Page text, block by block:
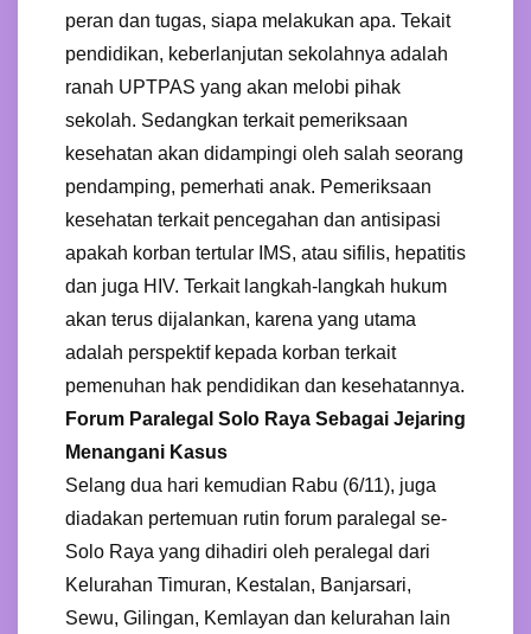
peran dan tugas, siapa melakukan apa. Tekait
pendidikan, keberlanjutan sekolahnya adalah
ranah UPTPAS yang akan melobi pihak
sekolah. Sedangkan terkait pemeriksaan
kesehatan akan didampingi oleh salah seorang
pendamping, pemerhati anak. Pemeriksaan
kesehatan terkait pencegahan dan antisipasi
apakah korban tertular IMS, atau sifilis, hepatitis
dan juga HIV. Terkait langkah-langkah hukum
akan terus dijalankan, karena yang utama
adalah perspektif kepada korban terkait
pemenuhan hak pendidikan dan kesehatannya.
Forum Paralegal Solo Raya Sebagai Jejaring
Menangani Kasus
Selang dua hari kemudian Rabu (6/11), juga
diadakan pertemuan rutin forum paralegal se-
Solo Raya yang dihadiri oleh peralegal dari
Kelurahan Timuran, Kestalan, Banjarsari,
Sewu, Gilingan, Kemlayan dan kelurahan lain